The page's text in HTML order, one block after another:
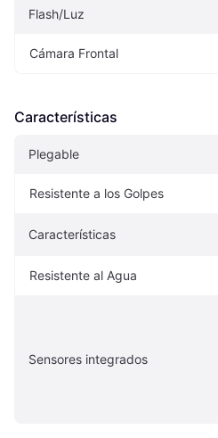
Flash/Luz
Cámara Frontal
Características
Plegable
Resistente a los Golpes
Características
Resistente al Agua
Sensores integrados